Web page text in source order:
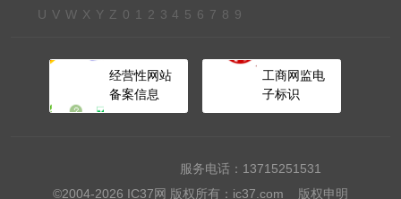
U V W X Y Z 0 1 2 3 4 5 6 7 8 9
经营性网站
备案信息
工商网监电
子标识
服务电话：13715251531
©2004-2026 IC37网 版权所有：ic37.com
版权申明